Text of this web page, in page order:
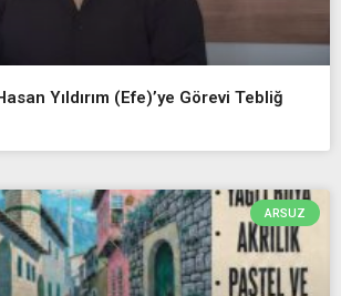
Yıldırım (Efe)’ye Görevi Tebliğ
ARSUZ